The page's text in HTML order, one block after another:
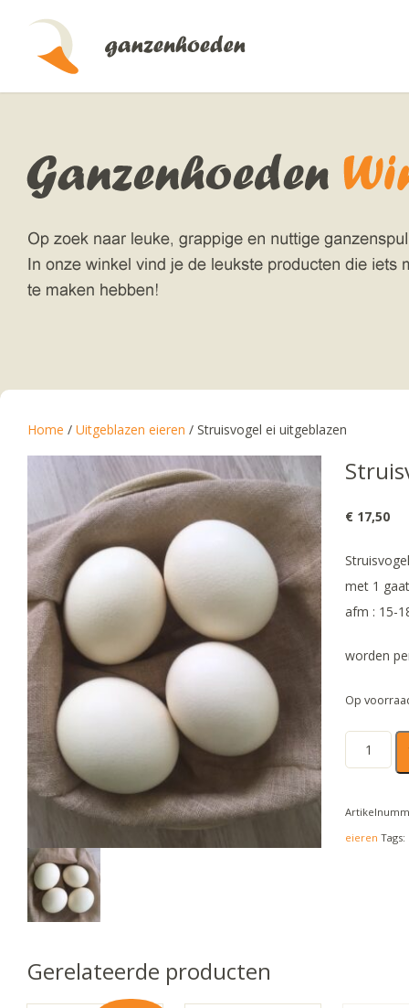
Home / Uitgeblazen eieren / Struisvogel ei uitgeblazen
€ 17,50
met 1
afm : 15-
worden
Op
Struisvogel
ei
aantal
eieren Tags:
Gerelateerde producten